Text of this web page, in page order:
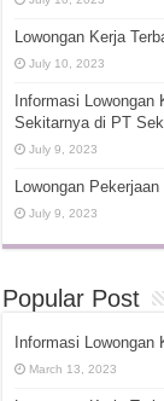
Lowongan Kerja
July 10, 2023
Informasi
Sekitarnya di PT
July 9, 2023
Lowongan
July 9, 2023
Popular Post
Informasi
March 13, 2023